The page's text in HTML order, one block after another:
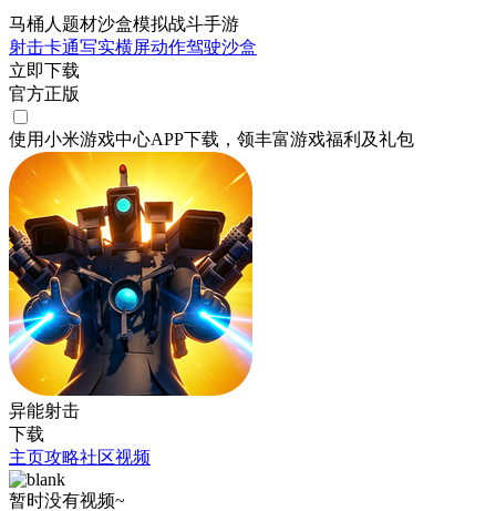
马桶人题材沙盒模拟战斗手游
射击卡通写实横屏动作驾驶沙盒
立即下载
官方正版
使用小米游戏中心APP下载 ，领丰富游戏福利 及礼包
异能射击
下载
主页攻略社区视频
暂时没有视频~